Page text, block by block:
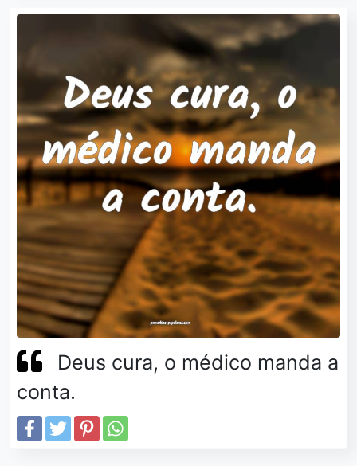
Deus cura, o médico manda a
conta.